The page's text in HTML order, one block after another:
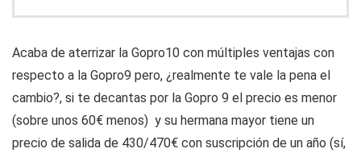
Acaba de aterrizar la Gopro10 con múltiples ventajas con
respecto a la Gopro9 pero, ¿realmente te vale la pena el
cambio?, si te decantas por la Gopro 9 el precio es menor
(sobre unos 60€ menos) y su hermana mayor tiene un
precio de salida de 430/470€ con suscripción de un año (sí,